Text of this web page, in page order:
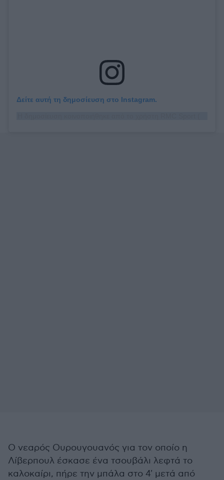
Δείτε αυτή τη δημοσίευση στο Instagram.
Ο νεαρός Ουρουγουανός για τον οποίο η
Λίβερπουλ έσκασε ένα τσουβάλι λεφτά το
καλοκαίρι, πήρε την μπάλα στο 4' μετά από